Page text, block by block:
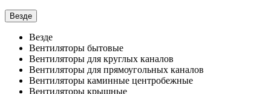
Везде
Везде
Вентиляторы бытовые
Вентиляторы для круглых каналов
Вентиляторы для прямоугольных каналов
Вентиляторы каминные центробежные
Вентиляторы крышные